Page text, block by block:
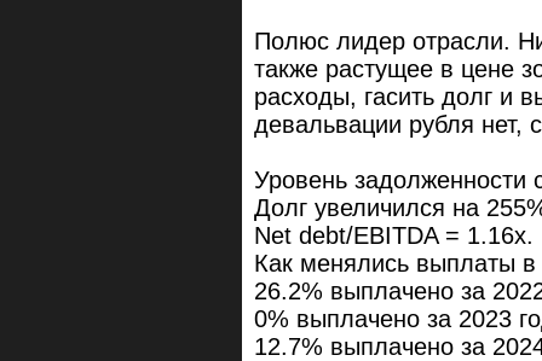
Полюс лидер отрасли.
также растущее в цене
расходы, гасить долг и
девальвации рубля
Уровень задолженности
Долг увеличился на
Net debt/EBITDA = 1.16x.
Как менялись выплаты
26.2% выплачено за
0% выплачено за 2023
12.7% выплачено за